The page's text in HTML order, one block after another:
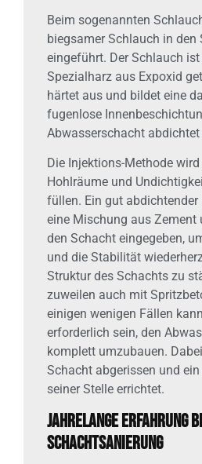
Beim sogenannten
biegsamer Schlauch in den
eingeführt. Der Schlauch
Spezialharz aus Expoxid
härtet aus und bildet eine
fugenlose
Abwasserschacht
Die Injektions-Methode
Hohlräume und
füllen. Ein gut
eine Mischung aus Zement
den Schacht eingegeben,
und die Stabilität
Struktur des Schachts zu
zuweilen auch mit
einigen wenigen Fällen
erforderlich sein, den
komplett umzubauen.
Schacht abgerissen und
seiner Stelle errichtet.
Jahrelange Erfahrung
Schachtsanierung